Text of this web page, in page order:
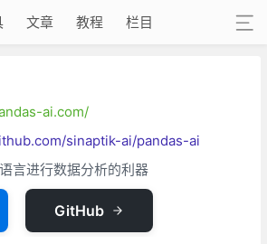
文章 教程 栏目
ai.com/
sinaptik-ai/pandas-ai
言进行数据分析的利器
GitHub